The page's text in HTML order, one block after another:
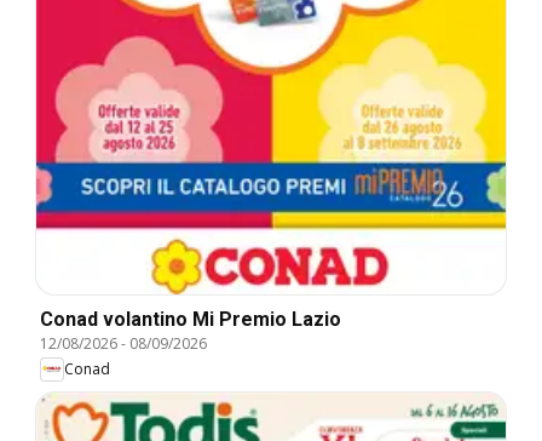
Conad volantino Mi Premio Lazio
12/08/2026- 08/09/2026
Conad